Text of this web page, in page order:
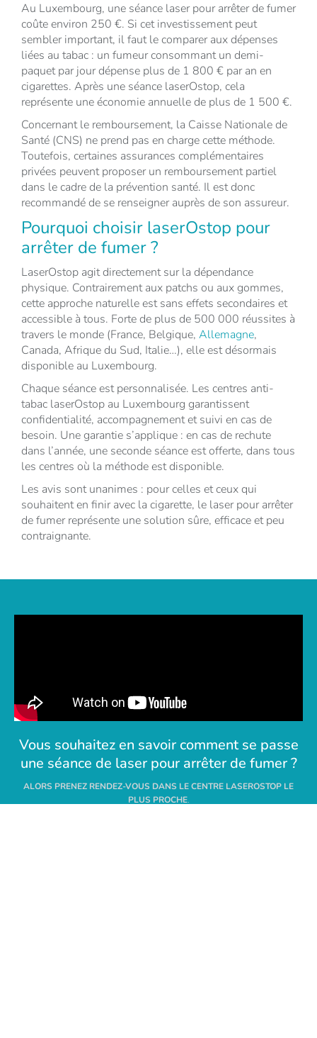
Au Luxembourg, une séance laser pour arrêter de fumer
coûte environ 250 €. Si cet investissement peut
sembler important, il faut le comparer aux dépenses
liées au tabac : un fumeur consommant un demi-
paquet par jour dépense plus de 1 800 € par an en
cigarettes. Après une séance laserOstop, cela
représente une économie annuelle de plus de 1 500 €.
Concernant le remboursement, la Caisse Nationale de
Santé (CNS) ne prend pas en charge cette méthode.
Toutefois, certaines assurances complémentaires
privées peuvent proposer un remboursement partiel
dans le cadre de la prévention santé. Il est donc
recommandé de se renseigner auprès de son assureur.
Pourquoi choisir laserOstop pour
arrêter de fumer ?
LaserOstop agit directement sur la dépendance
physique. Contrairement aux patchs ou aux gommes,
cette approche naturelle est sans effets secondaires et
accessible à tous. Forte de plus de 500 000 réussites à
travers le monde (France, Belgique, Allemagne,
Canada, Afrique du Sud, Italie…), elle est désormais
disponible au Luxembourg.
Chaque séance est personnalisée. Les centres anti-
tabac laserOstop au Luxembourg garantissent
confidentialité, accompagnement et suivi en cas de
besoin. Une garantie s’applique : en cas de rechute
dans l’année, une seconde séance est offerte, dans tous
les centres où la méthode est disponible.
Les avis sont unanimes : pour celles et ceux qui
souhaitent en finir avec la cigarette, le laser pour arrêter
de fumer représente une solution sûre, efficace et peu
contraignante.
Vous souhaitez en savoir comment se passe
une séance de laser pour arrêter de fumer ?
ALORS PRENEZ RENDEZ-VOUS DANS LE CENTRE LASEROSTOP LE
PLUS PROCHE.